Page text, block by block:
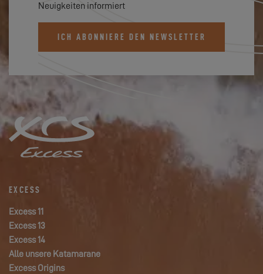
Neuigkeiten informiert
ICH ABONNIERE DEN NEWSLETTER
EXCESS
Excess 11
Excess 13
Excess 14
Alle unsere Katamarane
Excess Origins